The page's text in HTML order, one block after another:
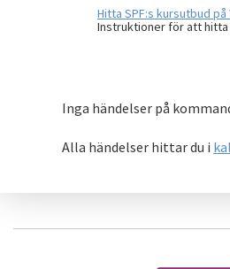
Hitta SPF:s kursutbud på
Instruktioner för att hitta
Inga händelser på
Alla händelser hittar du i